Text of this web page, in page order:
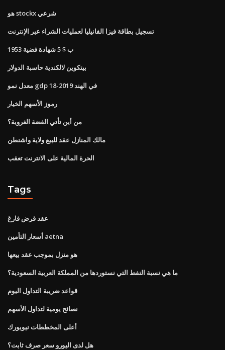
هو stockx شرعي
تسجيل بطاقة فيزا الفانيليا لعمليات الشراء عبر الإنترنت
1953 ب $ 5 شهادة فضية
بيتكوين لالكندية حاسبة الدولار
معدل نمو gdp في الهند 2019-18
رموز الأسهم الخيار
من أين تأتي الفضة الغروية؟
مالك المنازل عقد للبيع ولاية واشنطن
الحرة المالية على الانترنت تعقب
Tags
عقد قرض فارغ
أسعار التأمين aetna
هو منزل بموجب عقد بيعها
ما هي نسبة النفط التي نستوردها من المملكة العربية السعودية؟
قواعد ضريبة التداول اليوم
نصائح يومية لتداول الأسهم
أعلى المخططات نيويورك
هل لدى اليورو سعر صرف ثابت؟